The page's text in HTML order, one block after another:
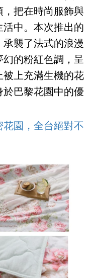
，把在時尚服飾與
中。本次推出的
承襲了法式的浪漫
的粉紅色調，呈
被上充滿生機的花
巴黎花園中的優
園，全台絕對不